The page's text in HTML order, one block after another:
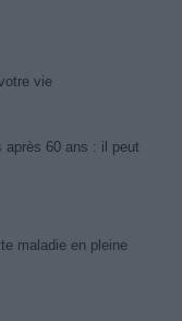
vie
après 60 ans : il peut
maladie en pleine